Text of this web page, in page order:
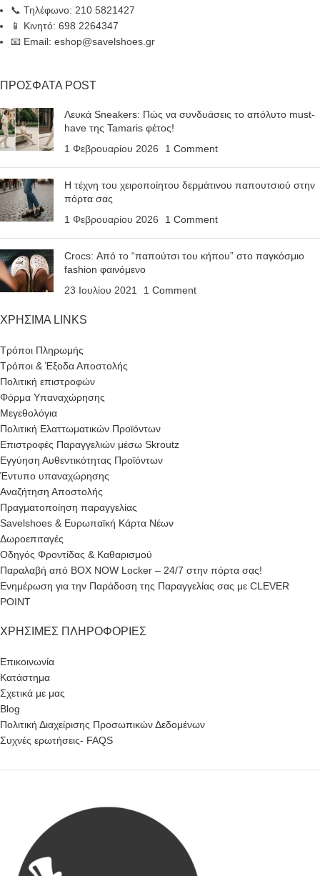
📞 Τηλέφωνο: 210 5821427
📱 Κινητό: 698 2264347
📧 Email: eshop@savelshoes.gr
ΠΡΟΣΦΑΤΑ POST
Λευκά Sneakers: Πώς να συνδυάσεις το απόλυτο must-
have της Tamaris φέτος!
1 Φεβρουαρίου 2026
1 Comment
Η τέχνη του χειροποίητου δερμάτινου παπουτσιού στην
πόρτα σας
1 Φεβρουαρίου 2026
1 Comment
Crocs: Από το “παπούτσι του κήπου” στο παγκόσμιο
fashion φαινόμενο
23 Ιουλίου 2021
1 Comment
ΧΡΗΣΙΜΑ LINKS
Τρόποι Πληρωμής
Τρόποι & Έξοδα Αποστολής
Πολιτική επιστροφών
Φόρμα Υπαναχώρησης
Μεγεθολόγια
Πολιτική Ελαττωματικών Προϊόντων
Επιστροφές Παραγγελιών μέσω Skroutz
Εγγύηση Αυθεντικότητας Προϊόντων
Έντυπο υπαναχώρησης
Αναζήτηση Αποστολής
Πραγματοποίηση παραγγελίας
Savelshoes & Ευρωπαϊκή Κάρτα Νέων
Δωροεπιταγές
Οδηγός Φροντίδας & Καθαρισμού
Παραλαβή από BOX NOW Locker – 24/7 στην πόρτα σας!
Ενημέρωση για την Παράδοση της Παραγγελίας σας με CLEVER
POINT
ΧΡΉΣΙΜΕΣ ΠΛΗΡΟΦΟΡΊΕΣ
Επικοινωνία
Κατάστημα
Σχετικά με μας
Blog
Πολιτική Διαχείρισης Προσωπικών Δεδομένων
Συχνές ερωτήσεις- FAQS